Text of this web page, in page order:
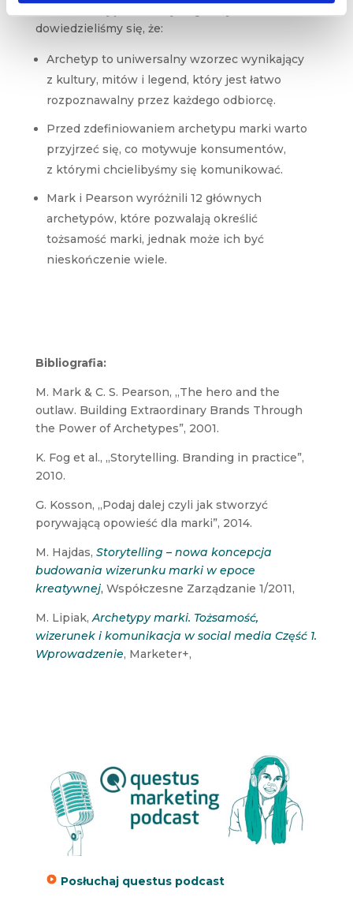
dowiedzieliśmy się, że:
Archetyp to uniwersalny wzorzec wynikający
z kultury, mitów i legend, który jest łatwo
rozpoznawalny przez każdego odbiorcę.
Przed zdefiniowaniem archetypu marki warto
przyjrzeć się, co motywuje konsumentów,
z którymi chcielibyśmy się komunikować.
Mark i Pearson wyróżnili 12 głównych
archetypów, które pozwalają określić
tożsamość marki, jednak może ich być
nieskończenie wiele.
Bibliografia:
M. Mark & C. S. Pearson, „The hero and the
outlaw. Building Extraordinary Brands Through
the Power of Archetypes”, 2001.
K. Fog et al., „Storytelling. Branding in practice”,
2010.
G. Kosson, „Podaj dalej czyli jak stworzyć
porywającą opowieść dla marki”, 2014.
M. Hajdas, Storytelling – nowa koncepcja
budowania wizerunku marki w epoce
kreatywnej, Współczesne Zarządzanie 1/2011,
M. Lipiak,Archetypy marki. Tożsamość,
wizerunek i komunikacja w social media Część 1.
Wprowadzenie, Marketer+,
Posłuchaj questus podcast